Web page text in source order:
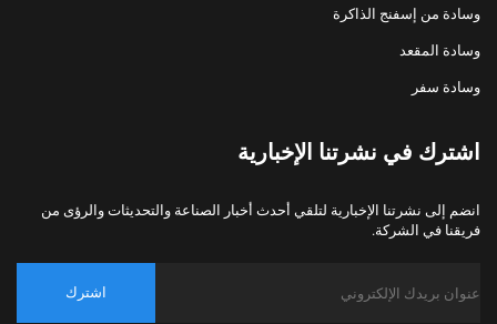
وسادة من إسفنج الذاكرة
وسادة المقعد
وسادة سفر
اشترك في نشرتنا الإخبارية
انضم إلى نشرتنا الإخبارية لتلقي أحدث أخبار الصناعة والتحديثات والرؤى من
فريقنا في الشركة.
اشترك